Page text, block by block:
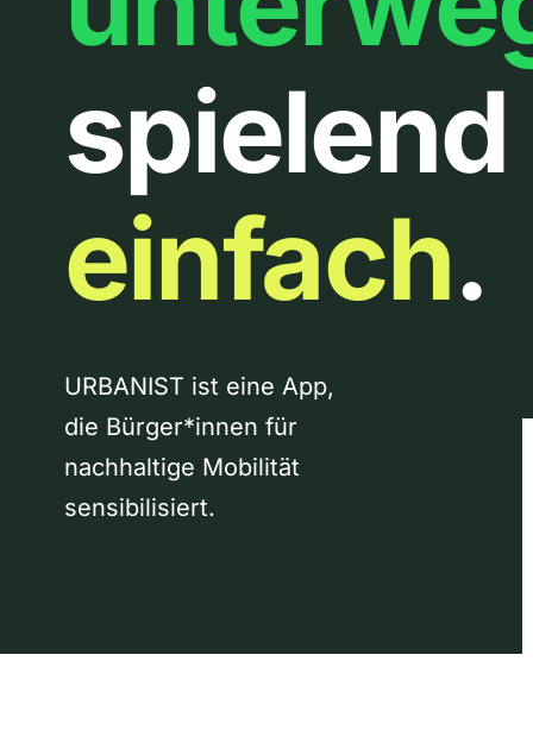
spielend
einfach.
URBANIST ist eine App,
die Bürger*innen für
nachhaltige Mobilität
sensibilisiert.